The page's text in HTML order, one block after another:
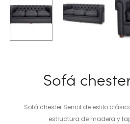
Sofá
Sofá chester Sencil de estilo
estructura de madera y